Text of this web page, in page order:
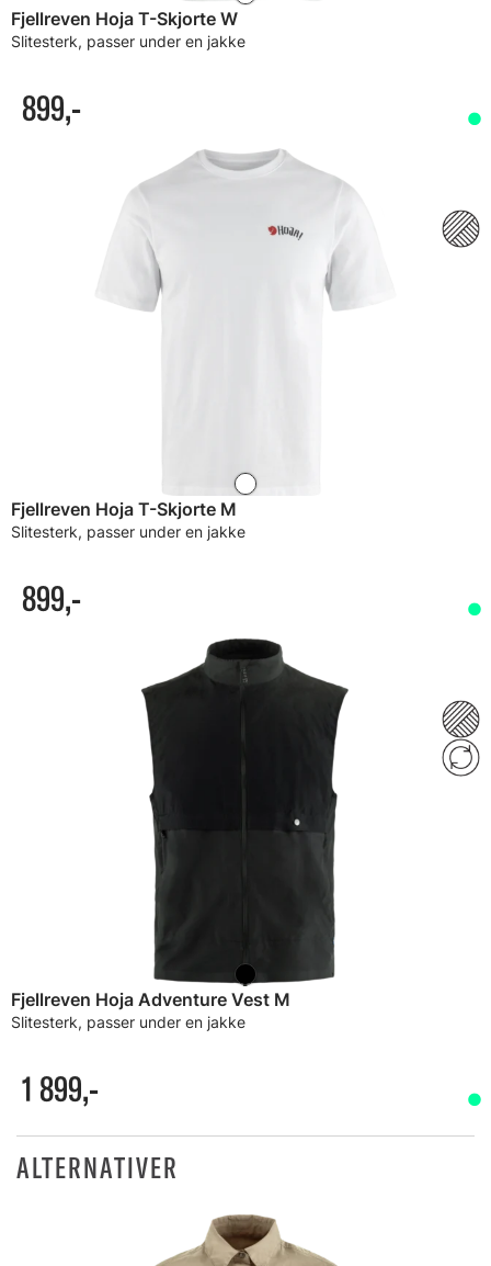
Fjellreven Hoja T-Skjorte W
Slitesterk, passer under en jakke
899,-
Fjellreven Hoja T-Skjorte M
Slitesterk, passer under en jakke
899,-
Fjellreven Hoja Adventure Vest M
Slitesterk, passer under en jakke
1 899,-
ALTERNATIVER